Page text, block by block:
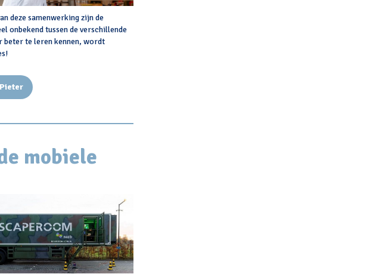
deze samenwerking zijn de
onbekend tussen de verschillende
beter te leren kennen, wordt
mobiele